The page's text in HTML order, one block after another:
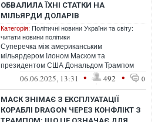
ОБВАЛИЛА ЇХНІ СТАТКИ НА
МІЛЬЯРДИ ДОЛАРІВ
Категорія: Політичні новини України та світу:
читати новини політики
Суперечка між американським
мільярдером Ілоном Маском та
президентом США Дональдом Трампом
коштувала обом чималих грошей. На тлі
конфлікту інвестори п...
06.06.2025, 13:31 • 492 • 0
МАСК ЗНІМАЄ З ЕКСПЛУАТАЦІЇ
КОРАБЛІ DRAGON ЧЕРЕЗ КОНФЛІКТ З